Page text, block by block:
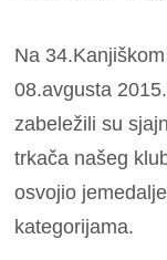
Na
08.avgusta
zabeležili su
trkača našeg
osvojio
kategorijama.